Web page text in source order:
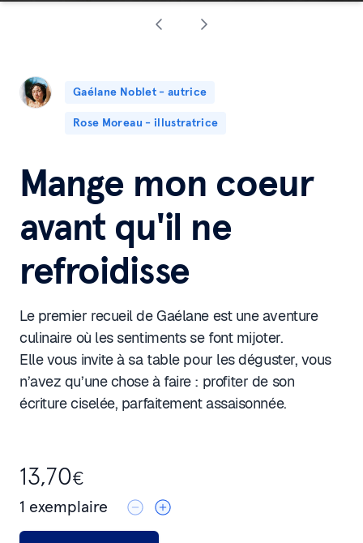
Gaélane Noblet - autrice
Rose Moreau - illustratrice
Mange mon coeur
avant qu'il ne
refroidisse
Le premier recueil de Gaélane est une aventure
culinaire où les sentiments se font mijoter.
Elle vous invite à sa table pour les déguster, vous
n’avez qu’une chose à faire : profiter de son
écriture ciselée, parfaitement assaisonnée.
13,70€
1 exemplaire